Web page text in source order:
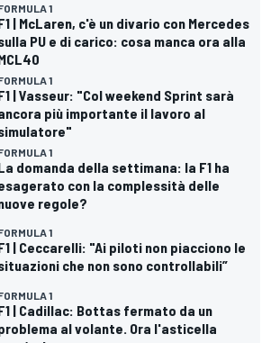
1
| McLaren, c'è un divario con Mercedes
PU e di carico: cosa manca ora alla
1
| Vasseur: "Col weekend Sprint sarà
più importante il lavoro al
1
domanda della settimana: la F1 ha
con la complessità delle
regole?
1
| Ceccarelli: "Ai piloti non piacciono le
che non sono controllabili”
1
| Cadillac: Bottas fermato da un
al volante. Ora l'asticella